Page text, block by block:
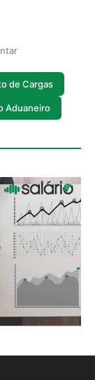
de Cargas
Aduaneiro